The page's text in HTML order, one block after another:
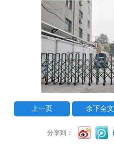
上一页 余下全文
分享到：